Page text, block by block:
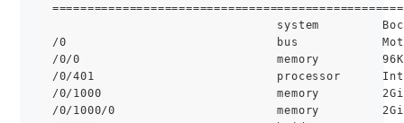
system
/0                              bus
/0/0                            memory
/0/401                          processor
/0/1000                         memory
/0/1000/0                       memory         2GiB